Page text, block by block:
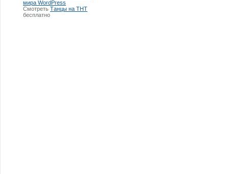
мира WordPress
Смотреть Танцы на ТНТ
бесплатно